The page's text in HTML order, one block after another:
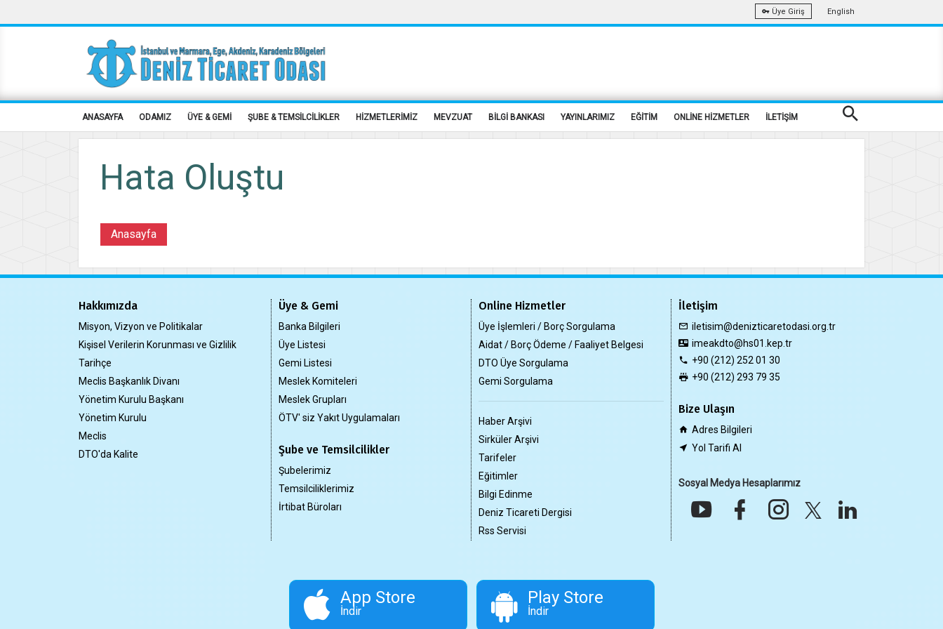
Üye Giriş English
ANASAYFA ODAMIZ ÜYE & GEMİ ŞUBE & TEMSİLCİLİKLER HİZMETLERİMİZ MEVZUAT BİLGİ BANKASI YAYINLARIMIZ EĞİTİM ONLİNE HİZMETLER İLETİŞİM
Hata Oluştu
Anasayfa
Hakkımızda
Misyon, Vizyon ve Politikalar
Kişisel Verilerin Korunması ve Gizlilik
Tarihçe
Meclis Başkanlık Divanı
Yönetim Kurulu Başkanı
Yönetim Kurulu
Meclis
DTO'da Kalite
Üye & Gemi
Banka Bilgileri
Üye Listesi
Gemi Listesi
Meslek Komiteleri
Meslek Grupları
ÖTV' siz Yakıt Uygulamaları
Şube ve Temsilcilikler
Şubelerimiz
Temsilciliklerimiz
İrtibat Büroları
Online Hizmetler
Üye İşlemleri / Borç Sorgulama
Aidat / Borç Ödeme / Faaliyet Belgesi
DTO Üye Sorgulama
Gemi Sorgulama
Haber Arşivi
Sirküler Arşivi
Tarifeler
Eğitimler
Bilgi Edinme
Deniz Ticareti Dergisi
Rss Servisi
İletişim
iletisim@denizticaretodasi.org.tr
imeakdto@hs01.kep.tr
+90 (212) 252 01 30
+90 (212) 293 79 35
Bize Ulaşın
Adres Bilgileri
Yol Tarifi Al
Sosyal Medya Hesaplarımız
App Store
İndir
Play Store
İndir